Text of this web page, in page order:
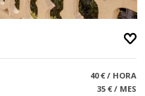
40 € / HORA
35 € / MES